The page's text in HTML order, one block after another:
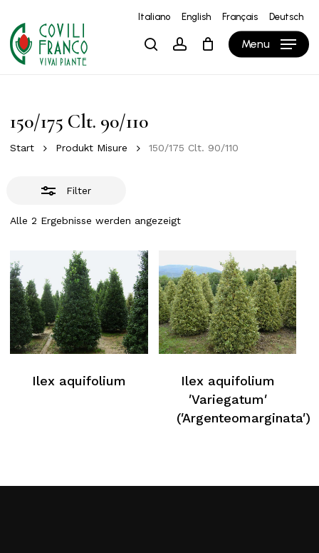
main
content
Italiano English Français Deutsch
searchaccount Menu
Warenkorb Close
Cart
150/175 Clt. 90/110
Start Produkt Misure 150/175 Clt. 90/110
Filter
Alle 2 Ergebnisse werden angezeigt
Close
Filters
Ilex aquifolium
Ilex aquifolium
′Variegatum′
(′Argenteomarginata′)